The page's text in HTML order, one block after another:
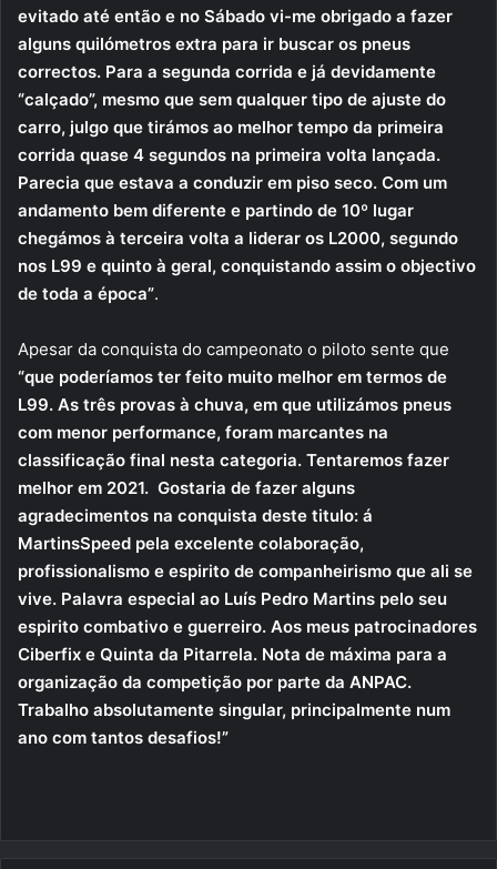
evitado até então e no Sábado vi-me obrigado a fazer
alguns quilómetros extra para ir buscar os pneus
correctos. Para a segunda corrida e já devidamente
“calçado”, mesmo que sem qualquer tipo de ajuste do
carro, julgo que tirámos ao melhor tempo da primeira
corrida quase 4 segundos na primeira volta lançada.
Parecia que estava a conduzir em piso seco. Com um
andamento bem diferente e partindo de 10º lugar
chegámos à terceira volta a liderar os L2000, segundo
nos L99 e quinto à geral, conquistando assim o objectivo
de toda a época”.
Apesar da conquista do campeonato o piloto sente que
“que poderíamos ter feito muito melhor em termos de
L99. As três provas à chuva, em que utilizámos pneus
com menor performance, foram marcantes na
classificação final nesta categoria. Tentaremos fazer
melhor em 2021. Gostaria de fazer alguns
agradecimentos na conquista deste titulo: á
MartinsSpeed pela excelente colaboração,
profissionalismo e espirito de companheirismo que ali se
vive. Palavra especial ao Luís Pedro Martins pelo seu
espirito combativo e guerreiro. Aos meus patrocinadores
Ciberfix e Quinta da Pitarrela. Nota de máxima para a
organização da competição por parte da ANPAC.
Trabalho absolutamente singular, principalmente num
ano com tantos desafios!”